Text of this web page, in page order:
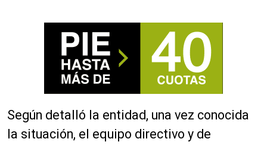
Según detalló la entidad, una vez conocida
la situación, el equipo directivo y de